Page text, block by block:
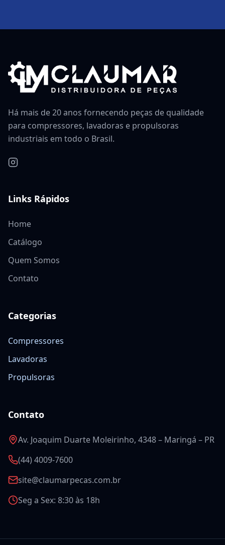
Há mais de 20 anos fornecendo peças de qualidade
para compressores, lavadoras e propulsoras
industriais em todo o Brasil.
Links Rápidos
Home
Catálogo
Quem Somos
Contato
Categorias
Compressores
Lavadoras
Propulsoras
Contato
Av. Joaquim Duarte Moleirinho, 4348 – Maringá – PR
(44) 4009-7600
site@claumarpecas.com.br
Seg a Sex: 8:30 às 18h